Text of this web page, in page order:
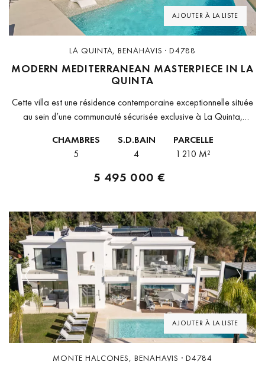
AJOUTER À LA LISTE
LA QUINTA, BENAHAVIS · D4788
MODERN MEDITERRANEAN MASTERPIECE IN LA
QUINTA
Cette villa est une résidence contemporaine exceptionnelle située
au sein d’une communauté sécurisée exclusive à La Quinta,
sophistiquée incarne l’essence du...
CHAMBRES
5
S.D.BAIN
4
PARCELLE
1 210 M²
5 495 000 €
AJOUTER À LA LISTE
Previous Next
MONTE HALCONES, BENAHAVIS · D4784